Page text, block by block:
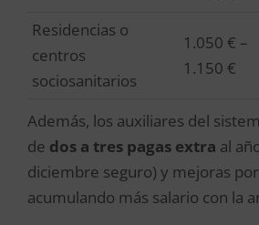
Residencias o
centros
sociosanitarios
1.050 € –
1.150 €
Además, los auxiliares del
de dos a tres pagas extra al
diciembre seguro) y mejoras por
acumulando más salario con la